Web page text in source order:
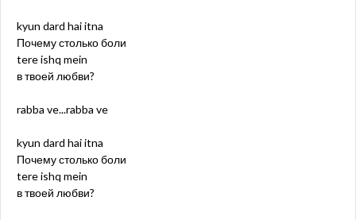
kyun dard hai itna
Почему столько боли
tere ishq mein
в твоей любви?
rabba ve...rabba ve
kyun dard hai itna
Почему столько боли
tere ishq mein
в твоей любви?